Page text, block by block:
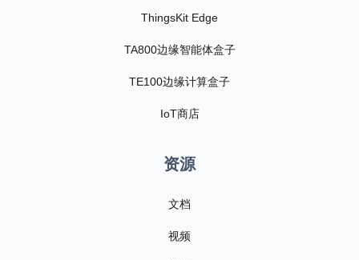
ThingsKit Edge
TA800边缘智能体盒子
TE100边缘计算盒子
IoT商店
资源
文档
视频